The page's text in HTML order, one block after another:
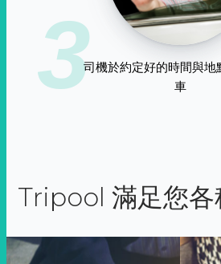
3司機於約定好的時間與地
車
Tripool 滿足您各